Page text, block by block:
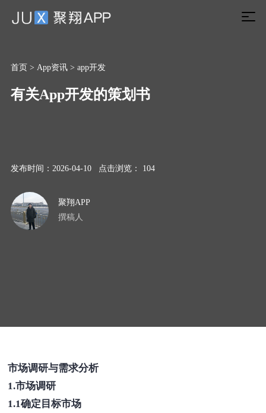
首页 > App资讯> app开发
有关App开发的策划书
发布时间：2026-04-10 点击浏览： 104
聚翔APP
撰稿人
市场调研与需求分析
1.市场调研
1.1确定目标市场